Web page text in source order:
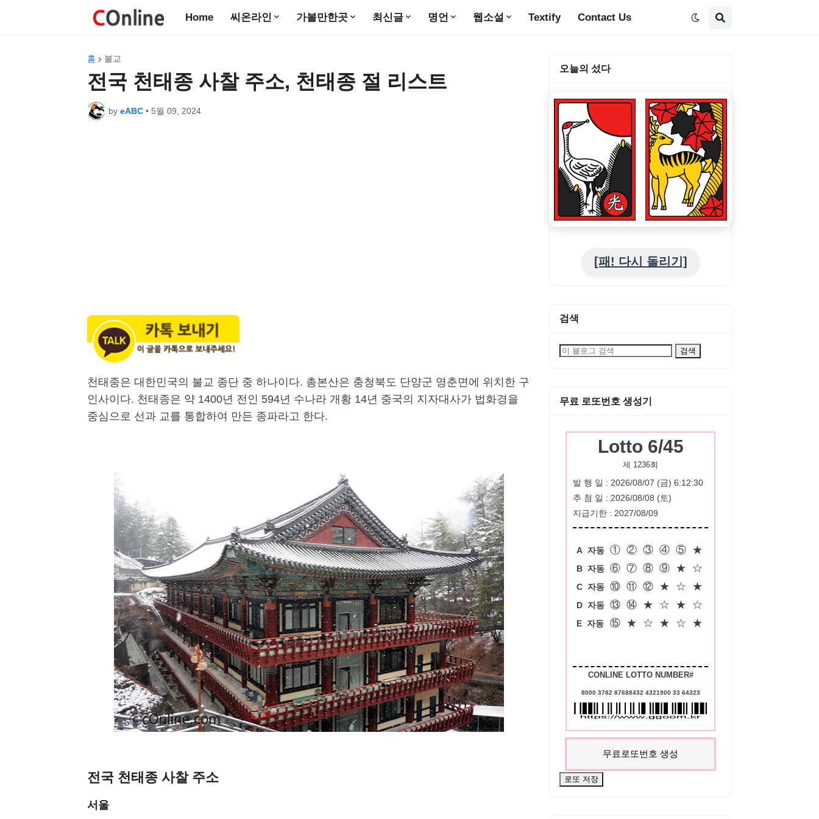
Home 씨온라인 가볼만한곳 최신글 명언 웹소설 Textify Contact Us
홈 불교
전국 천태종 사찰 주소, 천태종 절 리스트
by eABC • 5월 09, 2024
천태종은 대한민국의 불교 종단 중 하나이다. 총본산은 충청북도 단양군 영춘면에 위치한 구
인사이다. 천태종은 약 1400년 전인 594년 수나라 개황 14년 중국의 지자대사가 법화경을
중심으로 선과 교를 통합하여 만든 종파라고 한다.
전국 천태종 사찰 주소
서울
오늘의 섰다
[패! 다시 돌리기]
검색
무료 로또번호 생성기
Lotto 6/45
제 1236회
발 행 일 : 2026/08/07 (금) 6:12:30
추 첨 일 : 2026/08/08 (토)
지급기한 : 2027/08/09
A 자동 ① ② ③ ④ ⑤ ★
B 자동 ⑥ ⑦ ⑧ ⑨ ★ ☆
C 자동 ⑩ ⑪ ⑫ ★ ☆ ★
D 자동 ⑬ ⑭ ★ ☆ ★ ☆
E 자동 ⑮ ★ ☆ ★ ☆ ★
CONLINE LOTTO NUMBER#
8000 3782 87688432 4321900 33 64323
무료로또번호 생성
로또 저장